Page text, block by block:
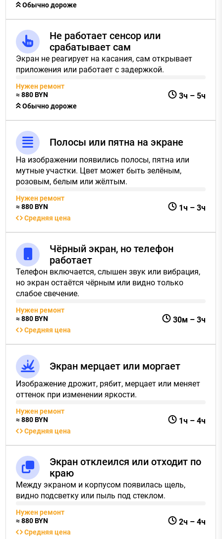
Обычно дороже
Не работает сенсор или
срабатывает сам
Экран не реагирует на касания, сам открывает
приложения или работает с задержкой.
≈880 BYN
Обычно дороже
3ч – 5ч
Нужен ремонт
Полосы или пятна на экране
На изображении появились полосы, пятна или
мутные участки. Цвет может быть зелёным,
розовым, белым или жёлтым.
≈880 BYN
Средняя цена
1ч –3ч
Нужен ремонт
Чёрный экран, но телефон
работает
Телефон включается, слышен звук или вибрация,
но экран остаётся чёрным или видно только
слабое свечение.
≈880 BYN
Средняя цена
30м –3ч
Нужен ремонт
Экран мерцает или моргает
Изображение дрожит, рябит, мерцает или меняет
оттенок при изменении яркости.
≈880 BYN
Средняя цена
1ч –4ч
Нужен ремонт
Экран отклеился или отходит по
краю
Между экраном и корпусом появилась щель,
видно подсветку или пыль под стеклом.
≈880 BYN
Средняя цена
2ч –4ч
Нужен ремонт